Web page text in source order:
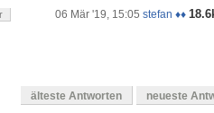
06 Mär '19, 15:05 stefan ♦♦
älteste Antworten neueste